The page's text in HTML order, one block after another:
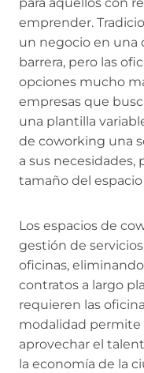
para aquellos con
emprender.
un negocio en una
barrera, pero las
opciones mucho
empresas que
una plantilla
de coworking una
a sus necesidades,
tamaño del
Los espacios de
gestión de
oficinas,
contratos a largo
requieren las
modalidad permite
aprovechar el
la economía de la